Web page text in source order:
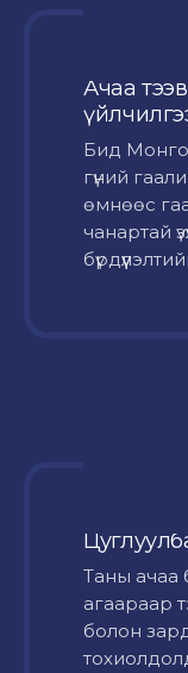
Ачаа
Бид
гүний
өмнөөс
чанартай
Таны ачаа
агаараар
болон